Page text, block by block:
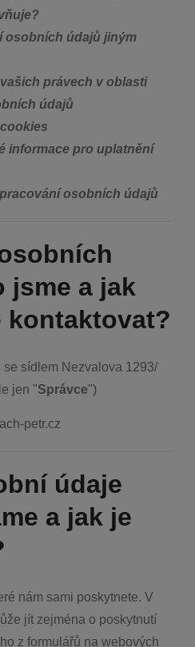
osobních údajů jiným
právech v oblasti
údajů
informace pro uplatnění
osobních údajů
jsme a jak
kontaktovat?
se sídlem Nezvalova 1293/
jen "Správce")
petr.cz
údaje
a jak je
nám sami poskytnete. V
jít zejména o poskytnutí
z formulářů na webových